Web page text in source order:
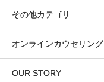
その他カテゴリ
オンラインカウセリング
OUR STORY